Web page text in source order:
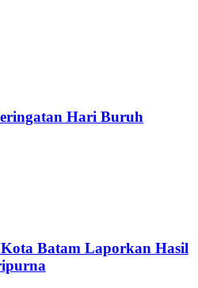
Hari Buruh
Batam Laporkan Hasil